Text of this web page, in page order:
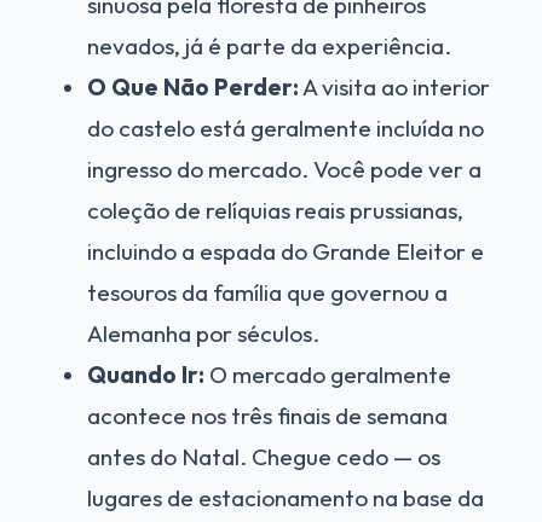
nevados, já é parte da experiência.
O Que Não Perder: A visita ao interior
do castelo está geralmente incluída no
ingresso do mercado. Você pode ver a
coleção de relíquias reais prussianas,
incluindo a espada do Grande Eleitor e
tesouros da família que governou a
Alemanha por séculos.
Quando Ir: O mercado geralmente
acontece nos três finais de semana
antes do Natal. Chegue cedo — os
lugares de estacionamento na base da